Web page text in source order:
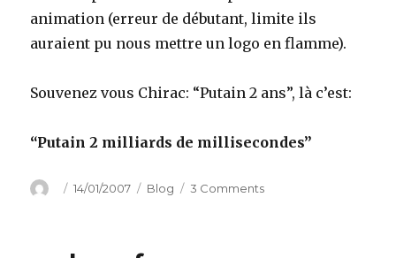
animation (erreur de débutant, limite ils
auraient pu nous mettre un logo en flamme).
Souvenez vous Chirac: “Putain 2 ans”, là c’est:
“Putain 2 milliards de millisecondes”
Author
Posted
14/01/2007 Categories
Blog 3 Commentson